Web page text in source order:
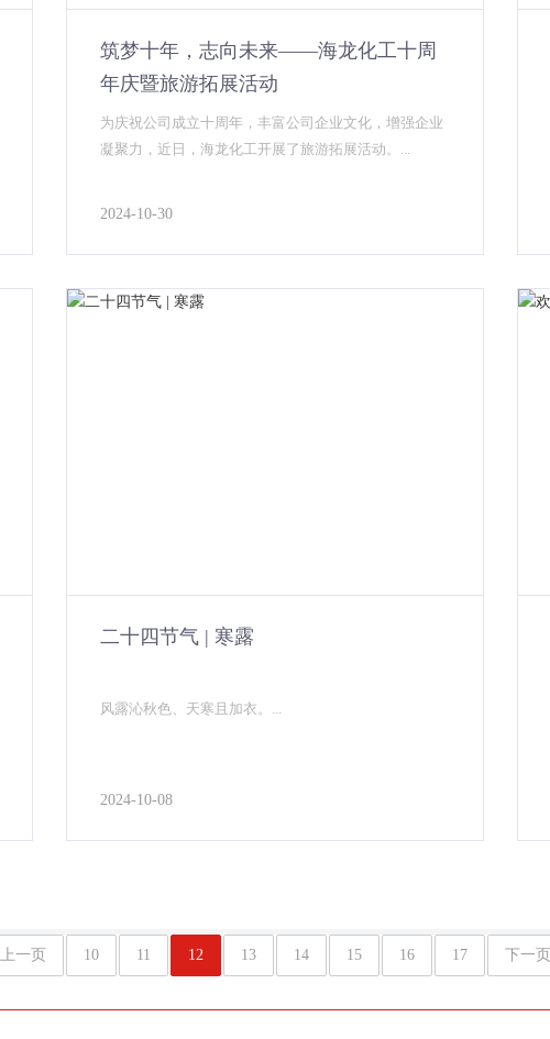
筑梦十年，志向未来——海龙化工十周
年庆暨旅游拓展活动
为庆祝公司成立十周年，丰富公司企业文化，增强企业
凝聚力，近日，海龙化工开展了旅游拓展活动。...
2024-10-30
二十四节气 | 寒露
风露沁秋色、天寒且加衣。...
2024-10-08
上一页 10 11 12 13 14 15 16 17 下一页